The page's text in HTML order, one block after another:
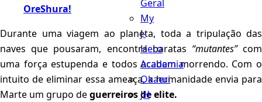
Geral
My
J-
Hero
Academia
Okaeri
JH
OreShura!
Durante uma viagem ao planeta, toda a tripulação das
naves que pousaram, encontra baratas “mutantes”com
uma força estupenda e todos acabam morrendo. Com o
intuito de eliminar essa ameaça, a humanidade envia para
Marte um grupo deguerreiros de elite.